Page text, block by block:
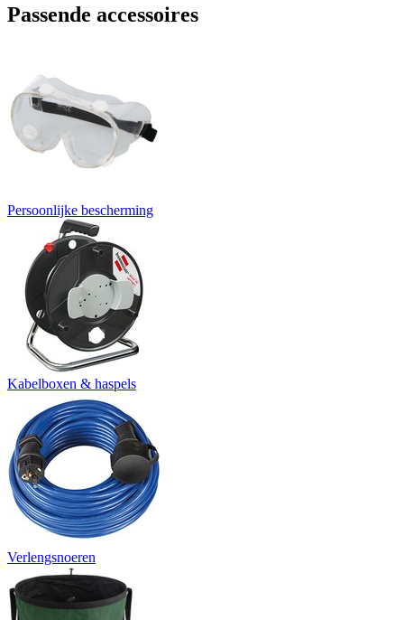
Passende accessoires
Persoonlijke bescherming
Kabelboxen & haspels
Verlengsnoeren